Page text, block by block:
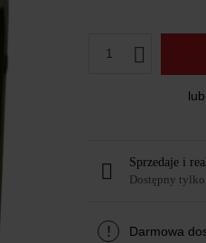
1
Sprzedaje i
Dostępny
! Darmowa